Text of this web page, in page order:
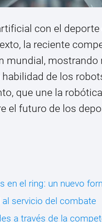
con el
la reciente
mundial, mostrando
de los
que une la
el futuro de los
en el ring: un nuevo
servicio del combate
a través de la